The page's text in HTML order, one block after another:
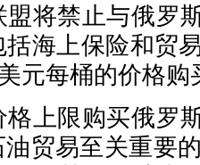
禁止与俄罗
海上保险和贸
元每桶的价格购
限购买俄罗
贸易至关重要